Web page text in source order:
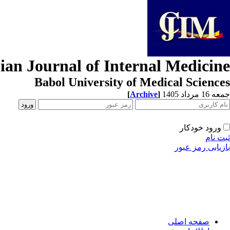
Journal of Internal Medicine
Babol University of Medical Sciences
جمعه 16 مرداد 1405 [Archive]
ورود خودکار
ثبت نام
بازیابی رمز عبور
صفحه اصلی